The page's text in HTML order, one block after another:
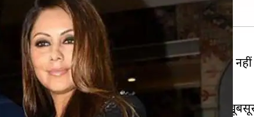
लाइफ की बात करें तो वह किसी राजा-महाराजा से कम
में भी एक आलीशान विला मौजूद है।